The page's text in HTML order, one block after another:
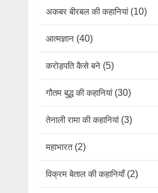
अकबर बीरबल की कहानियां(10)
आत्मज्ञान (40)
करोड़पति कैसे बने (5)
गौतम बुद्ध की कहानियां(30)
तेनाली रामा की कहानियां(3)
महाभारत(2)
विक्रम बेताल की कहानियाँ(2)